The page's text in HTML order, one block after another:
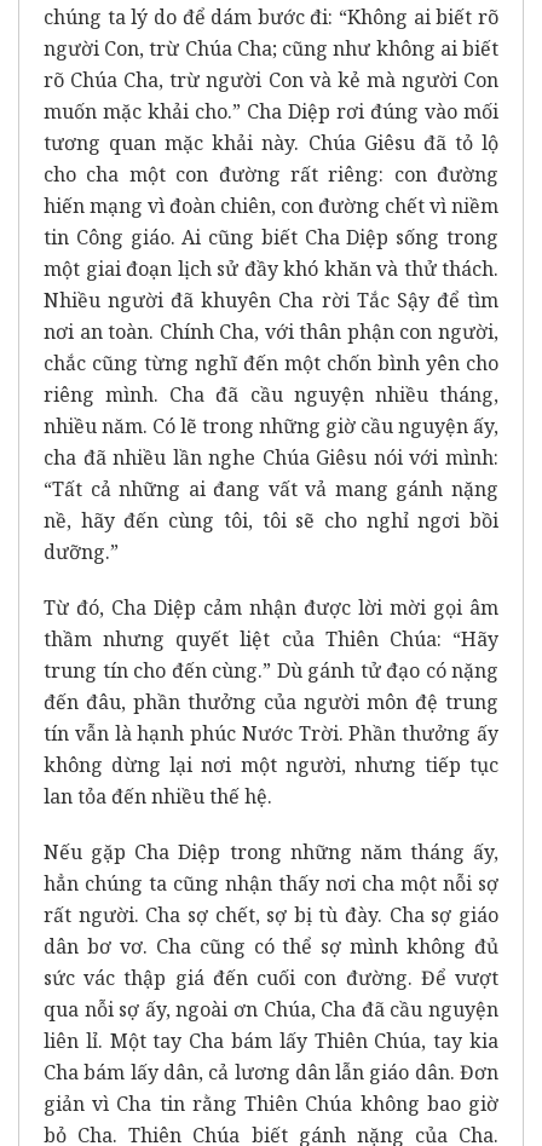
chúng ta lý do để dám bước đi: “Không ai biết rõ
người Con, trừ Chúa Cha; cũng như không ai biết
rõ Chúa Cha, trừ người Con và kẻ mà người Con
muốn mặc khải cho.” Cha Diệp rơi đúng vào mối
tương quan mặc khải này. Chúa Giêsu đã tỏ lộ
cho cha một con đường rất riêng: con đường
hiến mạng vì đoàn chiên, con đường chết vì niềm
tin Công giáo. Ai cũng biết Cha Diệp sống trong
một giai đoạn lịch sử đầy khó khăn và thử thách.
Nhiều người đã khuyên Cha rời Tắc Sậy để tìm
nơi an toàn. Chính Cha, với thân phận con người,
chắc cũng từng nghĩ đến một chốn bình yên cho
riêng mình. Cha đã cầu nguyện nhiều tháng,
nhiều năm. Có lẽ trong những giờ cầu nguyện ấy,
cha đã nhiều lần nghe Chúa Giêsu nói với mình:
“Tất cả những ai đang vất vả mang gánh nặng
nề, hãy đến cùng tôi, tôi sẽ cho nghỉ ngơi bồi
dưỡng.”
Từ đó, Cha Diệp cảm nhận được lời mời gọi âm
thầm nhưng quyết liệt của Thiên Chúa: “Hãy
trung tín cho đến cùng.” Dù gánh tử đạo có nặng
đến đâu, phần thưởng của người môn đệ trung
tín vẫn là hạnh phúc Nước Trời. Phần thưởng ấy
không dừng lại nơi một người, nhưng tiếp tục
lan tỏa đến nhiều thế hệ.
Nếu gặp Cha Diệp trong những năm tháng ấy,
hẳn chúng ta cũng nhận thấy nơi cha một nỗi sợ
rất người. Cha sợ chết, sợ bị tù đày. Cha sợ giáo
dân bơ vơ. Cha cũng có thể sợ mình không đủ
sức vác thập giá đến cuối con đường. Để vượt
qua nỗi sợ ấy, ngoài ơn Chúa, Cha đã cầu nguyện
liên lỉ. Một tay Cha bám lấy Thiên Chúa, tay kia
Cha bám lấy dân, cả lương dân lẫn giáo dân. Đơn
giản vì Cha tin rằng Thiên Chúa không bao giờ
bỏ Cha. Thiên Chúa biết gánh nặng của Cha.